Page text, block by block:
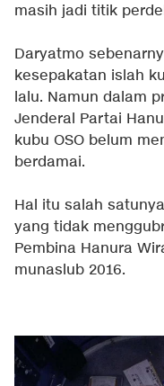
masih jadi titik
Daryatmo
kesepakatan islah
lalu. Namun dalam
Jenderal Partai
kubu OSO belum
berdamai.
Hal itu salah
yang tidak
Pembina Hanura
munaslub 2016.